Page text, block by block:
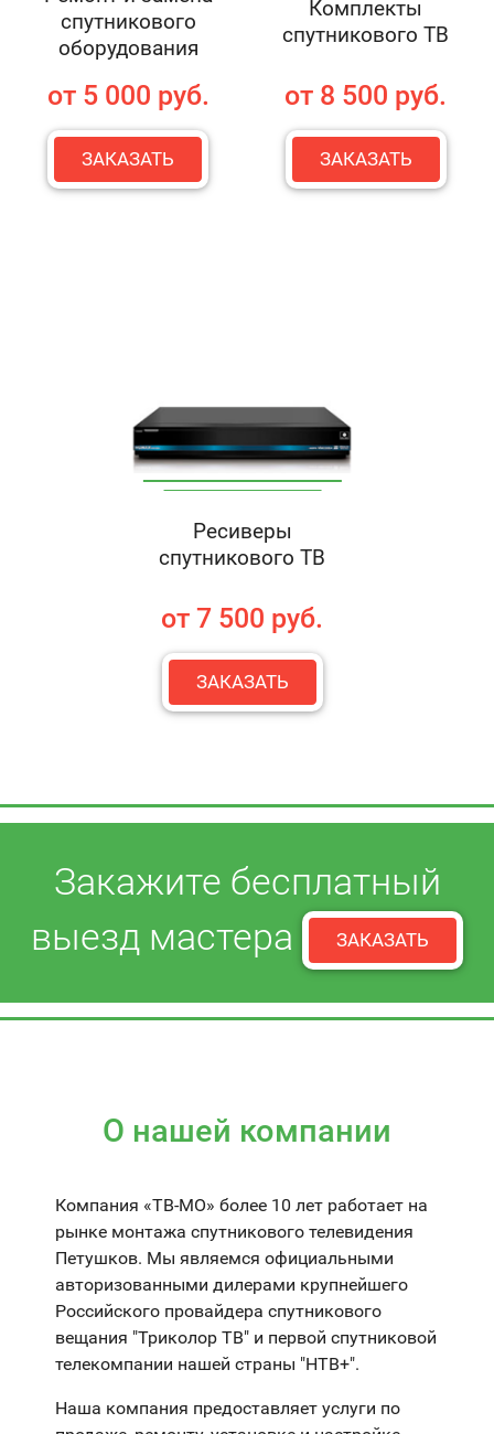
спутникового
оборудования
от 5 000 руб.
ЗАКАЗАТЬ
Комплекты
спутникового ТВ
от 8 500 руб.
ЗАКАЗАТЬ
Ресиверы
спутникового ТВ
от 7 500 руб.
ЗАКАЗАТЬ
Закажите бесплатный
выезд мастера
ЗАКАЗАТЬ
О нашей компании
Компания «ТВ-МО» более 10 лет работает на
рынке монтажа спутникового телевидения
Петушков. Мы являемся официальными
авторизованными дилерами крупнейшего
Российского провайдера спутникового
вещания "Триколор ТВ" и первой спутниковой
телекомпании нашей страны "НТВ+".
Наша компания предоставляет услуги по